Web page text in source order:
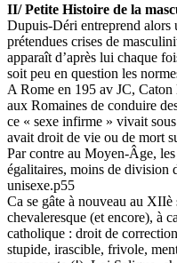
II/ Petite Histoire de la
Dupuis-Déri entreprend alors
prétendues crises de
apparaît d’après lui chaque
soit peu en question les
A Rome en 195 av JC,
aux Romaines de conduire
ce « sexe infirme » vivait
avait droit de vie ou de mort
Par contre au Moyen-Âge,
égalitaires, moins de division
unisexe.p55
Ca se gâte à nouveau au
chevaleresque (et encore), à
catholique : droit de
stupide, irascible, frivole,